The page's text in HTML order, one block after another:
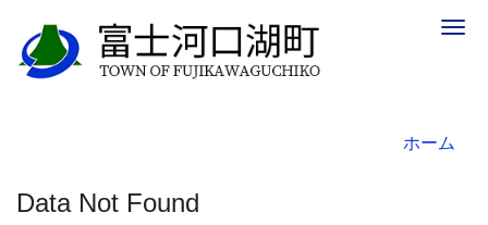
ホーム
Data Not Found